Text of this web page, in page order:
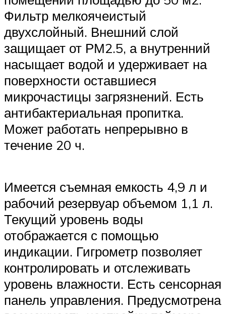
Фильтр мелкоячеистый
двухслойный. Внешний слой
защищает от РМ2.5, а внутренний
насыщает водой и удерживает на
поверхности оставшиеся
микрочастицы загрязнений. Есть
антибактериальная пропитка.
Может работать непрерывно в
течение 20 ч.
Имеется съемная емкость 4,9 л и
рабочий резервуар объемом 1,1 л.
Текущий уровень воды
отображается с помощью
индикации. Гигрометр позволяет
контролировать и отслеживать
уровень влажности. Есть сенсорная
панель управления. Предусмотрена